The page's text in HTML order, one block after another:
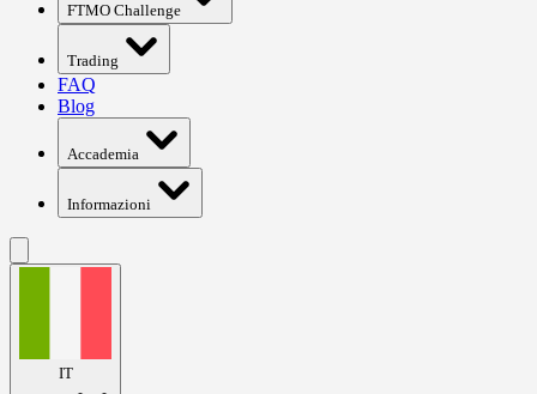
FTMO Challenge
Trading
FAQ
Blog
Accademia
Informazioni
IT